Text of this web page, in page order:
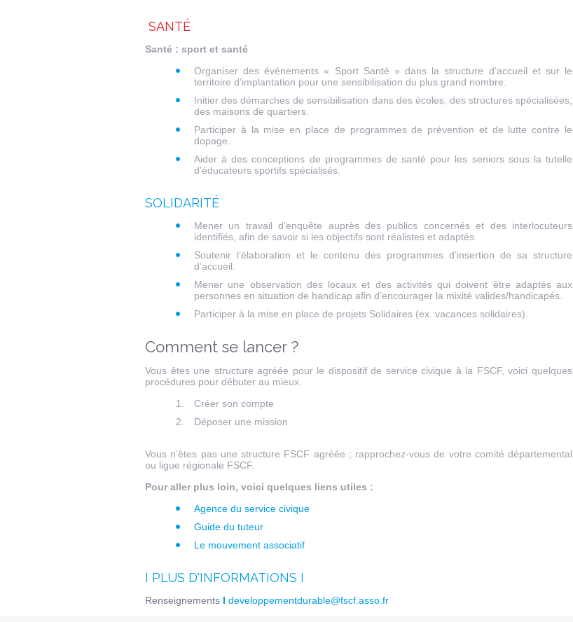
SANTÉ
Santé : sport et santé
Organiser des événements « Sport Santé » dans la structure d’accueil et sur le
territoire d’implantation pour une sensibilisation du plus grand nombre.
Initier des démarches de sensibilisation dans des écoles, des structures spécialisées,
des maisons de quartiers.
Participer à la mise en place de programmes de prévention et de lutte contre le
dopage.
Aider à des conceptions de programmes de santé pour les seniors sous la tutelle
d’éducateurs sportifs spécialisés.
SOLIDARITÉ
Mener un travail d’enquête auprès des publics concernés et des interlocuteurs
identifiés, afin de savoir si les objectifs sont réalistes et adaptés.
Soutenir l’élaboration et le contenu des programmes d’insertion de sa structure
d’accueil.
Mener une observation des locaux et des activités qui doivent être adaptés aux
personnes en situation de handicap afin d’encourager la mixité valides/handicapés.
Participer à la mise en place de projets Solidaires (ex. vacances solidaires).
Comment se lancer ?
Vous êtes une structure agréée pour le dispositif de service civique à la FSCF, voici quelques
procédures pour débuter au mieux.
Créer son compte
Déposer une mission
Vous n’êtes pas une structure FSCF agréée ; rapprochez-vous de votre comité départemental
ou ligue régionale FSCF.
Pour aller plus loin, voici quelques liens utiles :
Agence du service civique
Guide du tuteur
Le mouvement associatif
I PLUS D'INFORMATIONS I
Renseignements I developpementdurable@fscf.asso.fr